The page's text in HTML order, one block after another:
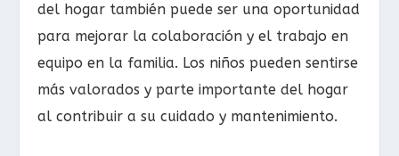
del hogar también puede ser una oportunidad
para mejorar la colaboración y el trabajo en
equipo en la familia. Los niños pueden sentirse
más valorados y parte importante del hogar
al contribuir a su cuidado y mantenimiento.